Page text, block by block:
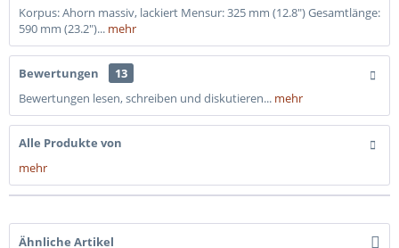
Korpus: Ahorn massiv, lackiert Mensur: 325 mm (12.8") Gesamtlänge:
590 mm (23.2")... mehr
Bewertungen
13
Bewertungen lesen, schreiben und diskutieren... mehr
Alle Produkte von
mehr
Ähnliche Artikel